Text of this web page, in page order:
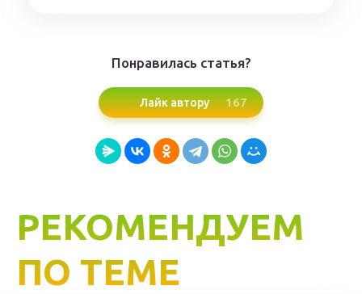
Понравилась статья?
Лайк автору 167
РЕКОМЕНДУЕМ
ПО ТЕМЕ